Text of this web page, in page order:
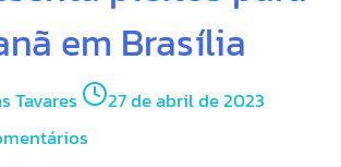
em Brasília
Tavares
27 de abril de 2023